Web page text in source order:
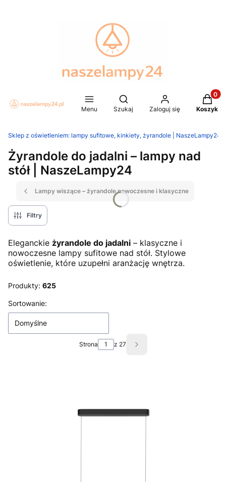
Menu
Otwórz wyszukiwarkę
Szukaj Zaloguj się Koszyk
Sklep z oświetleniem: lampy sufitowe, kinkiety, żyrandole |
Żyrandole do jadalni – lampy nad
stół | NaszeLampy24
Lampy wiszące – żyrandole nowoczesne i klasyczne
Filtry
Eleganckie żyrandole do jadalni – klasyczne i
nowoczesne lampy sufitowe nad stół. Stylowe
oświetlenie, które uzupełni aranżację wnętrza.
Produkty: 625
Lista produktów
Sortowanie:
Domyślne
Strona z 27 Następne produkty